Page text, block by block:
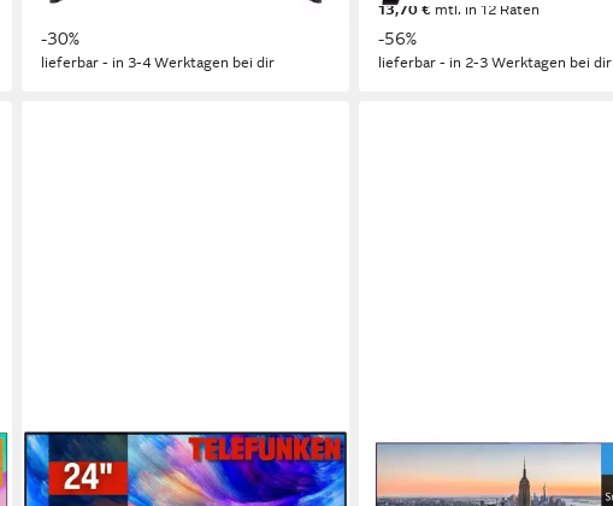
12,79 €
-30%
lieferbar - in 3-4 Werktagen bei dir
13,70 € mtl. in 12 Raten
-56%
lieferbar - in 2-3 Werktagen bei dir
TELEFUNKEN
L24H550M4I LED-Fernseher
SMART TECH
32HV02V LED-Fernseher